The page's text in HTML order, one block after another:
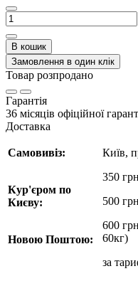
В кошик
Замовлення в один клік
Товар розпродано
Гарантія
36 місяців офіційної
Доставка
Самовивіз:
Кур'єром по
Києву:
Новою Поштою:
Київ,
350
500
600
60кг)
за